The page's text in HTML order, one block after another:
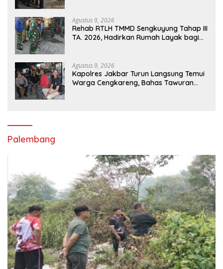
Agustus 9, 2026
Rehab RTLH TMMD Sengkuyung Tahap III
TA. 2026, Hadirkan Rumah Layak bagi
Agustus 9, 2026
Kapolres Jakbar Turun Langsung Temui
Warga Cengkareng, Bahas Tawuran
Palembang